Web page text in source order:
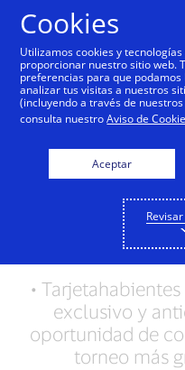
Los
Visa
entradas
Mundial
•
exclusivo y
oportunidad de
torneo más
Cookies
Utilizamos cookies y
proporcionar nuestro sitio web.
preferencias para que
analizar tus visitas a nuestros
(incluyendo a través de
consulta nuestroAviso de
Aceptar